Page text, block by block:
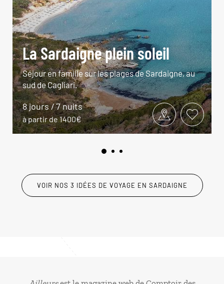
La Sardaigne plein soleil
Séjour en famille sur les plages de Sardaigne, au
sud de Cagliari.
8 jours / 7 nuits
à partir de 1400€
VOIR NOS 3 IDÉES DE VOYAGE EN SARDAIGNE